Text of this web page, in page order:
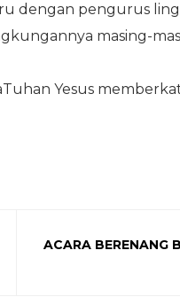
dengan pengurus
masing-
Yesus
ACARA BERENANG